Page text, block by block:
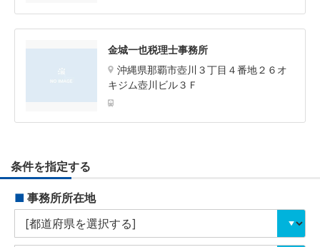
金城一也税理士事務所
沖縄県那覇市壺川３丁目４番地２６オ
キジム壺川ビル３Ｆ
条件を指定する
■ 事務所所在地